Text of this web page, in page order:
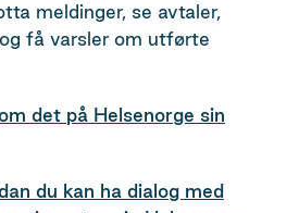
meldinger, se avtaler,
få varsler om utførte
det på Helsenorge sin
du kan ha dialog med